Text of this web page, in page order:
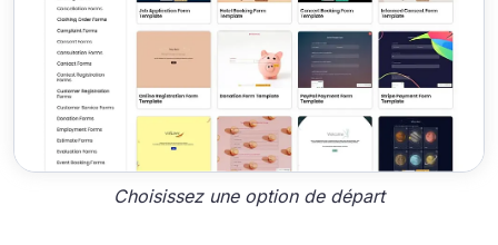
Choisissez une option de départ